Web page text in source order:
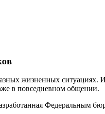
жизненных ситуациях.
в повседневном общении.
Федеральным